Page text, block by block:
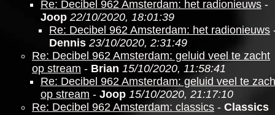
Re: Decibel 962 Amsterdam: het radionieuws -
Joop 22/10/2020, 18:01:39
Re: Decibel 962 Amsterdam: het radionieuws
Dennis 23/10/2020, 2:31:49
Re: Decibel 962 Amsterdam: geluid veel te zacht
op stream - Brian 15/10/2020, 11:58:41
Re: Decibel 962 Amsterdam: geluid veel te
op stream - Joop 15/10/2020, 21:17:10
Re: Decibel 962 Amsterdam: classics - Classics